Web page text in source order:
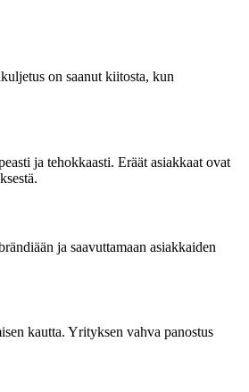
on saanut kiitosta, kun
ja tehokkaasti. Eräät asiakkaat ovat
ja saavuttamaan asiakkaiden
kautta. Yrityksen vahva panostus